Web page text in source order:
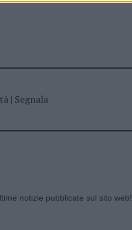
| Segnala
notizie pubblicate sul sito web!